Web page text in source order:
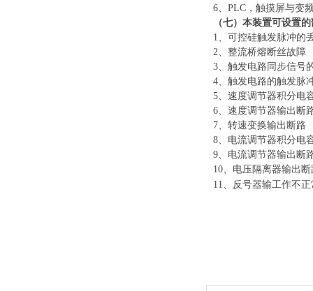
6、PLC，触摸屏与变
（七）本装置可设置
1、可控硅触发脉冲的
2、整流桥熔断丝故障
3、触发电路同步信号
4、触发电路的触发脉
5、速度调节器积分电
6、速度调节器输出断
7、转速变换输出断路
8、电流调节器积分电
9、电流调节器输出断
10、电压隔离器输出断
11、反号器输工作不正